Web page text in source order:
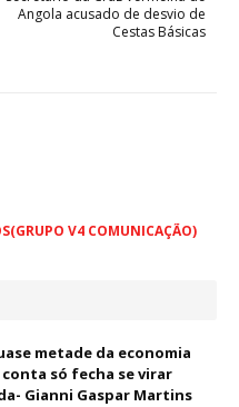
Angola acusado de desvio de
Cestas Básicas
V4 COMUNICAÇÃO)
metade da economia
conta só fecha se virar
Gianni Gaspar Martins